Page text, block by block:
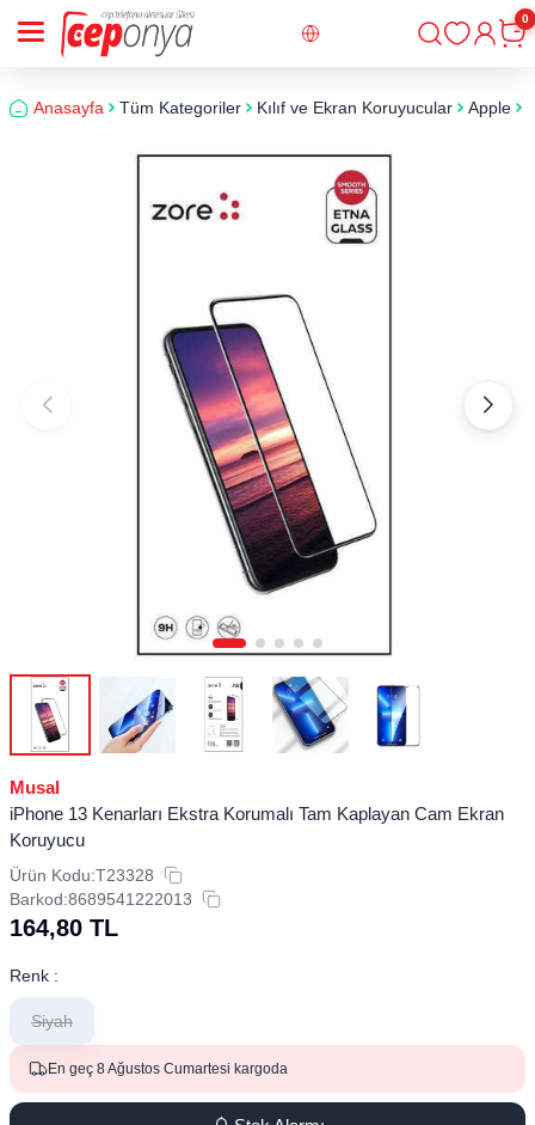
Giriş
0
Anasayfa Tüm Kategoriler Kılıf ve Ekran Koruyucular Apple
Musal
iPhone 13 Kenarları Ekstra Korumalı Tam Kaplayan Cam Ekran
Koruyucu
Ürün Kodu:T23328
Barkod:8689541222013
164,80 TL
Renk :
Siyah
En geç 8 Ağustos Cumartesi kargoda